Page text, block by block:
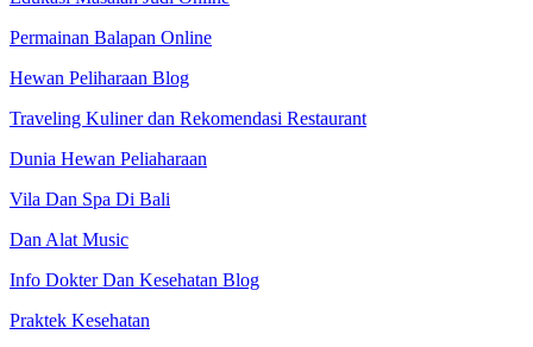
Permainan Balapan Online
Hewan Peliharaan Blog
Traveling Kuliner dan Rekomendasi Restaurant
Dunia Hewan Peliaharaan
Vila Dan Spa Di Bali
Dan Alat Music
Info Dokter Dan Kesehatan Blog
Praktek Kesehatan